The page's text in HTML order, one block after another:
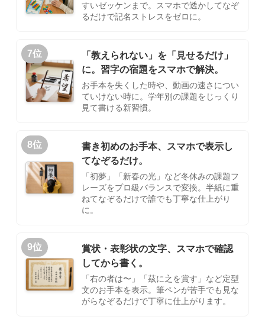
すいゼッケンまで。スマホで透かしてなぞ
るだけで記名ストレスをゼロに。
7位
「教えられない」を「見せるだけ」
に。習字の宿題をスマホで解決。
お手本を失くした時や、動画の速さについ
ていけない時に。学年別の課題をじっくり
見て書ける新習慣。
8位
書き初めのお手本、スマホで表示し
てなぞるだけ。
「初夢」「新春の光」など冬休みの課題フ
レーズをプロ級バランスで変換。半紙に重
ねてなぞるだけで誰でも丁寧な仕上がり
に。
9位
賞状・表彰状の文字、スマホで確認
してから書く。
「右の者は〜」「茲に之を賞す」など定型
文のお手本を表示。筆ペンが苦手でも見な
がらなぞるだけで丁寧に仕上がります。